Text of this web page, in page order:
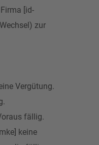
[id-
zur
Vergütung.
fällig.
keine